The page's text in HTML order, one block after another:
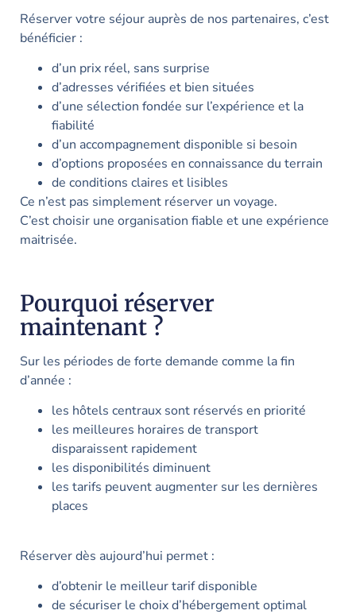
Réserver votre séjour auprès de nos partenaires, c’est
bénéficier :
d’un prix réel, sans surprise
d’adresses vérifiées et bien situées
d’une sélection fondée sur l’expérience et la
fiabilité
d’un accompagnement disponible si besoin
d’options proposées en connaissance du terrain
de conditions claires et lisibles
Ce n’est pas simplement réserver un voyage.
C’est choisir une organisation fiable et une expérience
maitrisée.
Pourquoi réserver
maintenant ?
Sur les périodes de forte demande comme la fin
d’année :
les hôtels centraux sont réservés en priorité
les meilleures horaires de transport
disparaissent rapidement
les disponibilités diminuent
les tarifs peuvent augmenter sur les dernières
places
Réserver dès aujourd’hui permet :
d’obtenir le meilleur tarif disponible
de sécuriser le choix d’hébergement optimal